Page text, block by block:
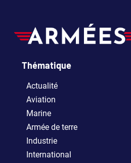
Thématique
Actualité
Aviation
Marine
Armée de terre
Industrie
International